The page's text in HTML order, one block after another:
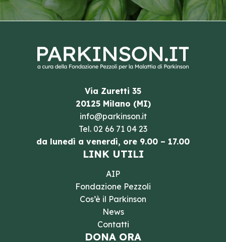
Via Zuretti 35
20125 Milano (MI)
info@parkinson.it
Tel. 02 66 71 04 23
da lunedì a venerdì, ore 9.00 – 17.00
LINK UTILI
AIP
Fondazione Pezzoli
Cos’è il Parkinson
News
Contatti
DONA ORA